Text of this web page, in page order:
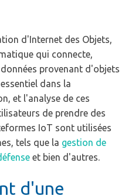
d'Internet des Objets,
qui connecte,
provenant d'objets
dans la
et l'analyse de ces
de prendre des
IoT sont utilisées
tels que la gestion de
et bien d'autres.
d'une